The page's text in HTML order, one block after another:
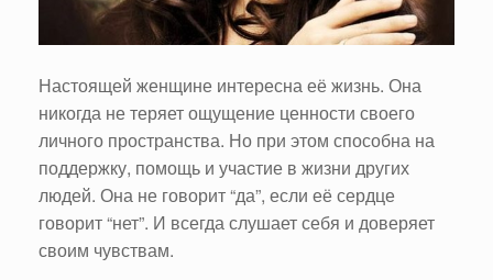
Настоящей женщине интересна её жизнь. Она
никогда не теряет ощущение ценности своего
личного пространства. Но при этом способна на
поддержку, помощь и участие в жизни других
людей. Она не говорит “да”, если её сердце
говорит “нет”. И всегда слушает себя и доверяет
своим чувствам.